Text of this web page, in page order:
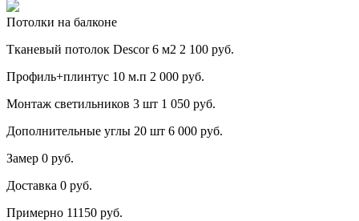
Потолки на балконе
Тканевый потолок Descor 6 м2 2 100 руб.
Профиль+плинтус 10 м.п 2 000 руб.
Монтаж светильников 3 шт 1 050 руб.
Дополнительные углы 20 шт 6 000 руб.
Замер 0 руб.
Доставка 0 руб.
Примерно 11150 руб.